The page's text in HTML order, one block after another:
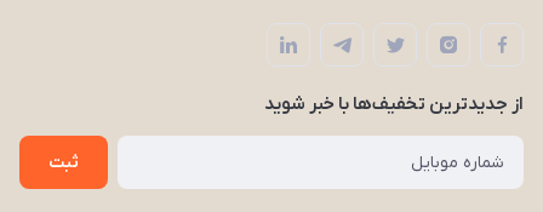
لیست محصولات
درباره ما
تماس با ما
قوانین و مقررات
حریم خصوصی
راهنما
از جدید‌ترین تخفیف‌ها با‌ خبر شوید
ثبت